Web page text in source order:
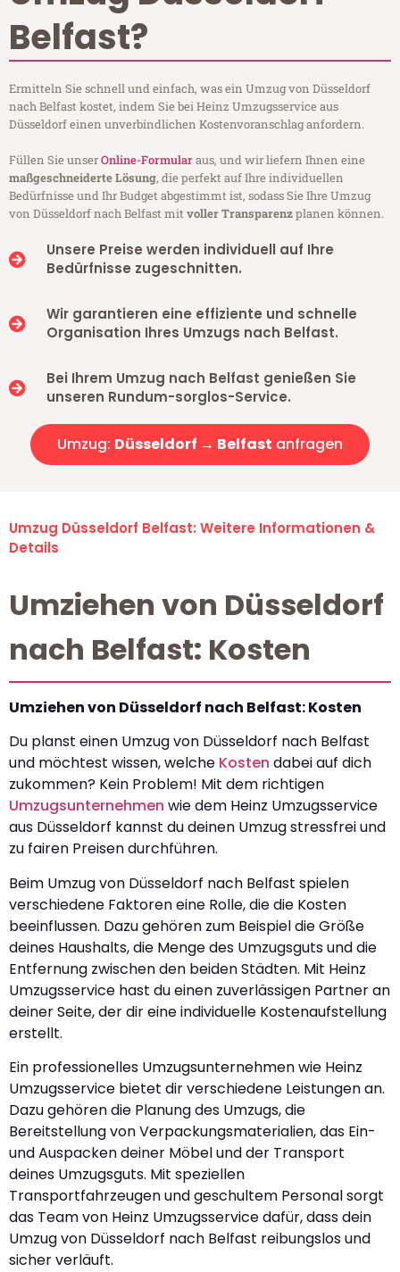
Belfast?
Ermitteln Sie schnell und einfach, was ein Umzug von Düsseldorf
nach Belfast kostet, indem Sie bei Heinz Umzugsservice aus
Düsseldorf einen unverbindlichen Kostenvoranschlag anfordern.
Füllen Sie unserOnline-Formularaus, und wir liefern Ihnen eine
maßgeschneiderte Lösung, die perfekt auf Ihre individuellen
Bedürfnisse und Ihr Budget abgestimmt ist, sodass Sie Ihre Umzug
von Düsseldorf nach Belfast mitvoller Transparenzplanen können.
Unsere Preise werden individuell auf Ihre
Bedürfnisse zugeschnitten.
Wir garantieren eine effiziente und schnelle
Organisation Ihres Umzugs nach Belfast.
Bei Ihrem Umzug nach Belfast genießen Sie
unseren Rundum-sorglos-Service.
Umzug: Düsseldorf → Belfast anfragen
Umzug Düsseldorf Belfast: Weitere Informationen &
Details
Umziehen von Düsseldorf
nach Belfast: Kosten
Umziehen von Düsseldorf nach Belfast: Kosten
Du planst einen Umzug von Düsseldorf nach Belfast
und möchtest wissen, welche Kosten dabei auf dich
zukommen? Kein Problem! Mit dem richtigen
Umzugsunternehmen wie dem Heinz Umzugsservice
aus Düsseldorf kannst du deinen Umzug stressfrei und
zu fairen Preisen durchführen.
Beim Umzug von Düsseldorf nach Belfast spielen
verschiedene Faktoren eine Rolle, die die Kosten
beeinflussen. Dazu gehören zum Beispiel die Größe
deines Haushalts, die Menge des Umzugsguts und die
Entfernung zwischen den beiden Städten. Mit Heinz
Umzugsservice hast du einen zuverlässigen Partner an
deiner Seite, der dir eine individuelle Kostenaufstellung
erstellt.
Ein professionelles Umzugsunternehmen wie Heinz
Umzugsservice bietet dir verschiedene Leistungen an.
Dazu gehören die Planung des Umzugs, die
Bereitstellung von Verpackungsmaterialien, das Ein-
und Auspacken deiner Möbel und der Transport
deines Umzugsguts. Mit speziellen
Transportfahrzeugen und geschultem Personal sorgt
das Team von Heinz Umzugsservice dafür, dass dein
Umzug von Düsseldorf nach Belfast reibungslos und
sicher verläuft.